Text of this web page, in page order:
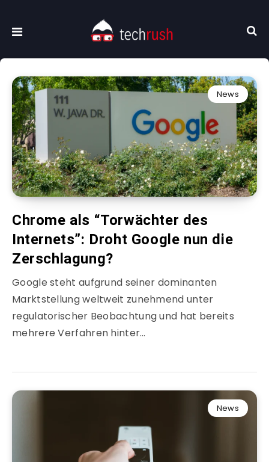
News
Chrome als “Torwächter des
Internets”: Droht Google nun die
Zerschlagung?
Google steht aufgrund seiner dominanten
Marktstellung weltweit zunehmend unter
regulatorischer Beobachtung und hat bereits
mehrere Verfahren hinter…
News